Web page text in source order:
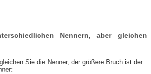
Nennern, aber gleichen
Sie die Nenner, der größere Bruch ist der